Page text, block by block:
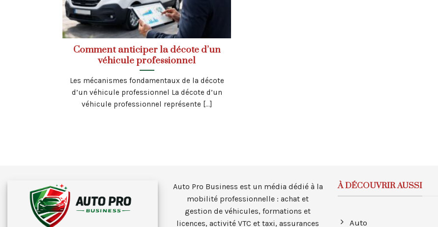
Comment anticiper la décote d’un
véhicule professionnel
Les mécanismes fondamentaux de la décote
d’un véhicule professionnel La décote d’un
véhicule professionnel représente [...]
Auto Pro Business est un média dédié à la
mobilité professionnelle : achat et
gestion de véhicules, formations et
licences, activité VTC et taxi, assurances
À DÉCOUVRIR AUSSI
Auto